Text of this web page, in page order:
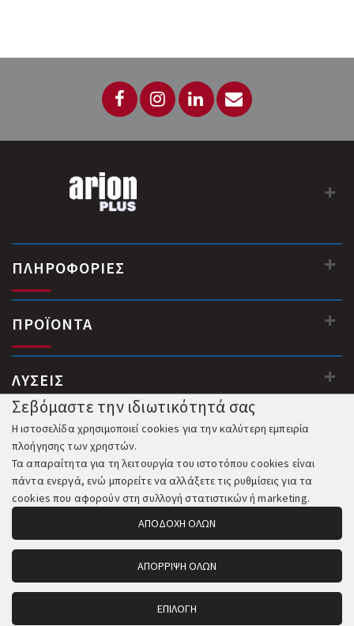
ΠΛΗΡΟΦΟΡΙΕΣ
ΠΡΟΪΟΝΤΑ
ΛΥΣΕΙΣ
© 2018-2026 All Rights Reserved. Κατασκευή και Φιλοξενία:
Komvos.gr
Σεβόμαστε την ιδιωτικότητά σας
Η ιστοσελίδα χρησιμοποιεί cookies για την καλύτερη εμπειρία
πλοήγησης των χρηστών.
Τα απαραίτητα για τη λειτουργία του ιστοτόπου cookies είναι
πάντα ενεργά, ενώ μπορείτε να αλλάξετε τις ρυθμίσεις για τα
cookies που αφορούν στη συλλογή στατιστικών ή marketing.
ΑΠΟΔΟΧΗ ΟΛΩΝ
ΑΠΟΡΡΙΨΗ ΟΛΩΝ
ΕΠΙΛΟΓΗ